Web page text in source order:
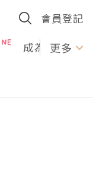
會員登記
成為U更多